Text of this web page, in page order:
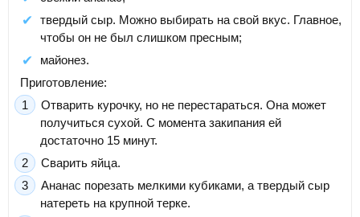
твердый сыр. Можно выбирать на свой вкус. Главное,
чтобы он не был слишком пресным;
майонез.
Приготовление:
Отварить курочку, но не перестараться. Она может
получиться сухой. С момента закипания ей
достаточно 15 минут.
Сварить яйца.
Ананас порезать мелкими кубиками, а твердый сыр
натереть на крупной терке.